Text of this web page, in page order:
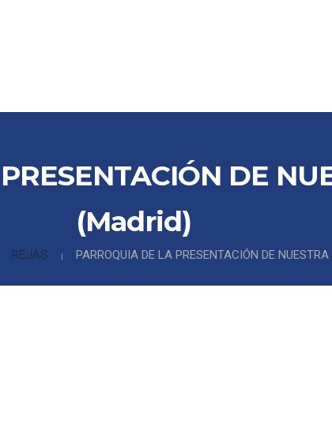
DE
(Madrid)
REJAS PARROQUIA DE LA PRESENTACIÓN DE